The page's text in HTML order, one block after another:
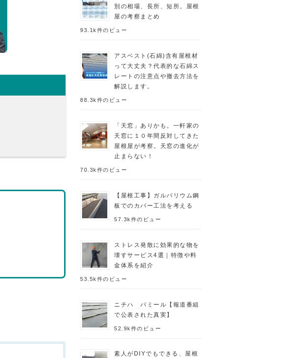
別の相場、長所、短所。屋根
屋の考察まとめ
93.1k件のビュー
アスベスト(石綿)含有屋根材
って大丈夫？代表的な石綿ス
レートの注意点や撤去方法を
解説します。
88.3k件のビュー
「天窓」ありかも。一軒家の
天窓に１０年間反対してきた
屋根屋が考察。天窓の進化が
止まらない！
70.3k件のビュー
【屋根工事】ガルバリウム鋼
板でのカバー工法を考える
57.3k件のビュー
ストレス発散に効果的な物を
壊すサービス4選｜特徴や料
金体系を紹介
53.5k件のビュー
ニチハ パミール【報道番組
で公表された真実】
52.9k件のビュー
素人がDIYでもできる、屋根